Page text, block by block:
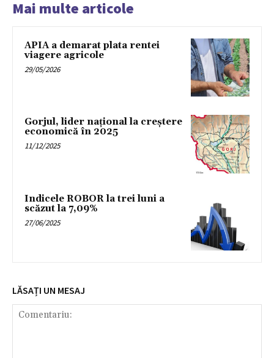
Mai multe articole
APIA a demarat plata rentei
viagere agricole
29/05/2026
Gorjul, lider național la creștere
economică în 2025
11/12/2025
Indicele ROBOR la trei luni a
scăzut la 7,09%
27/06/2025
LĂSAȚI UN MESAJ